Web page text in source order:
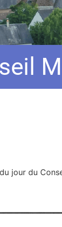
jour du